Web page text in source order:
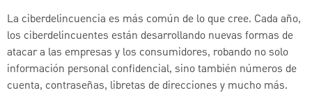
La ciberdelincuencia es más común de lo que cree. Cada año,
los ciberdelincuentes están desarrollando nuevas formas de
atacar a las empresas y los consumidores, robando no solo
información personal confidencial, sino también números de
cuenta, contraseñas, libretas de direcciones y mucho más.